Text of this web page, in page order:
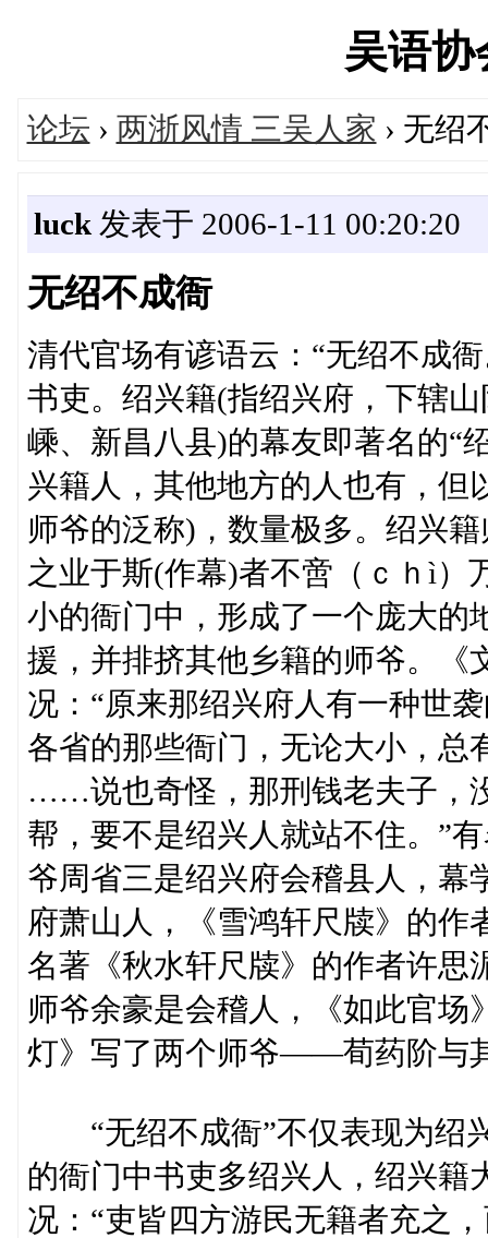
吴语
论坛 › 两浙风情 三吴人家 › 无绍
luck发表于 2006-1-11 00:20:20
无绍不成衙
清代官场有谚语云：“无绍不成
书吏。绍兴籍(指绍兴府，下辖
嵊、新昌八县)的幕友即著名的“
兴籍人，其他地方的人也有，但
师爷的泛称)，数量极多。绍兴
之业于斯(作幕)者不啻（ｃｈì）
小的衙门中，形成了一个庞大的
援，并排挤其他乡籍的师爷。《
况：“原来那绍兴府人有一种世
各省的那些衙门，无论大小，总
……说也奇怪，那刑钱老夫子，
帮，要不是绍兴人就站不住。”
爷周省三是绍兴府会稽县人，幕
府萧山人，《雪鸿轩尺牍》的作
名著《秋水轩尺牍》的作者许思
师爷余豪是会稽人，《如此官场
灯》写了两个师爷——荀药阶与
“无绍不成衙”不仅表现为绍
的衙门中书吏多绍兴人，绍兴籍
况：“吏皆四方游民无籍者充之